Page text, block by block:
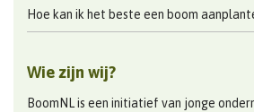
Hoe kan ik het beste een boom
Wie zijn wij?
BoomNL is een initiatief van jonge